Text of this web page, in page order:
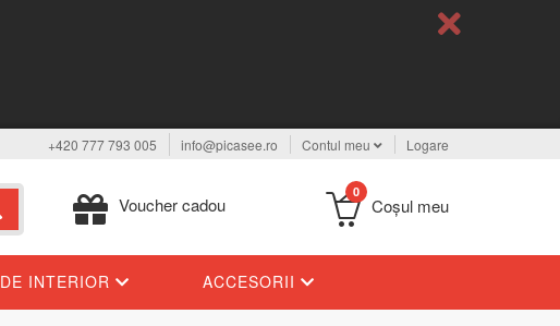
+420 777 793 005 info@picasee.ro Contul meu Logare
Voucher cadou
0
Coşul meu
DE INTERIOR ACCESORII